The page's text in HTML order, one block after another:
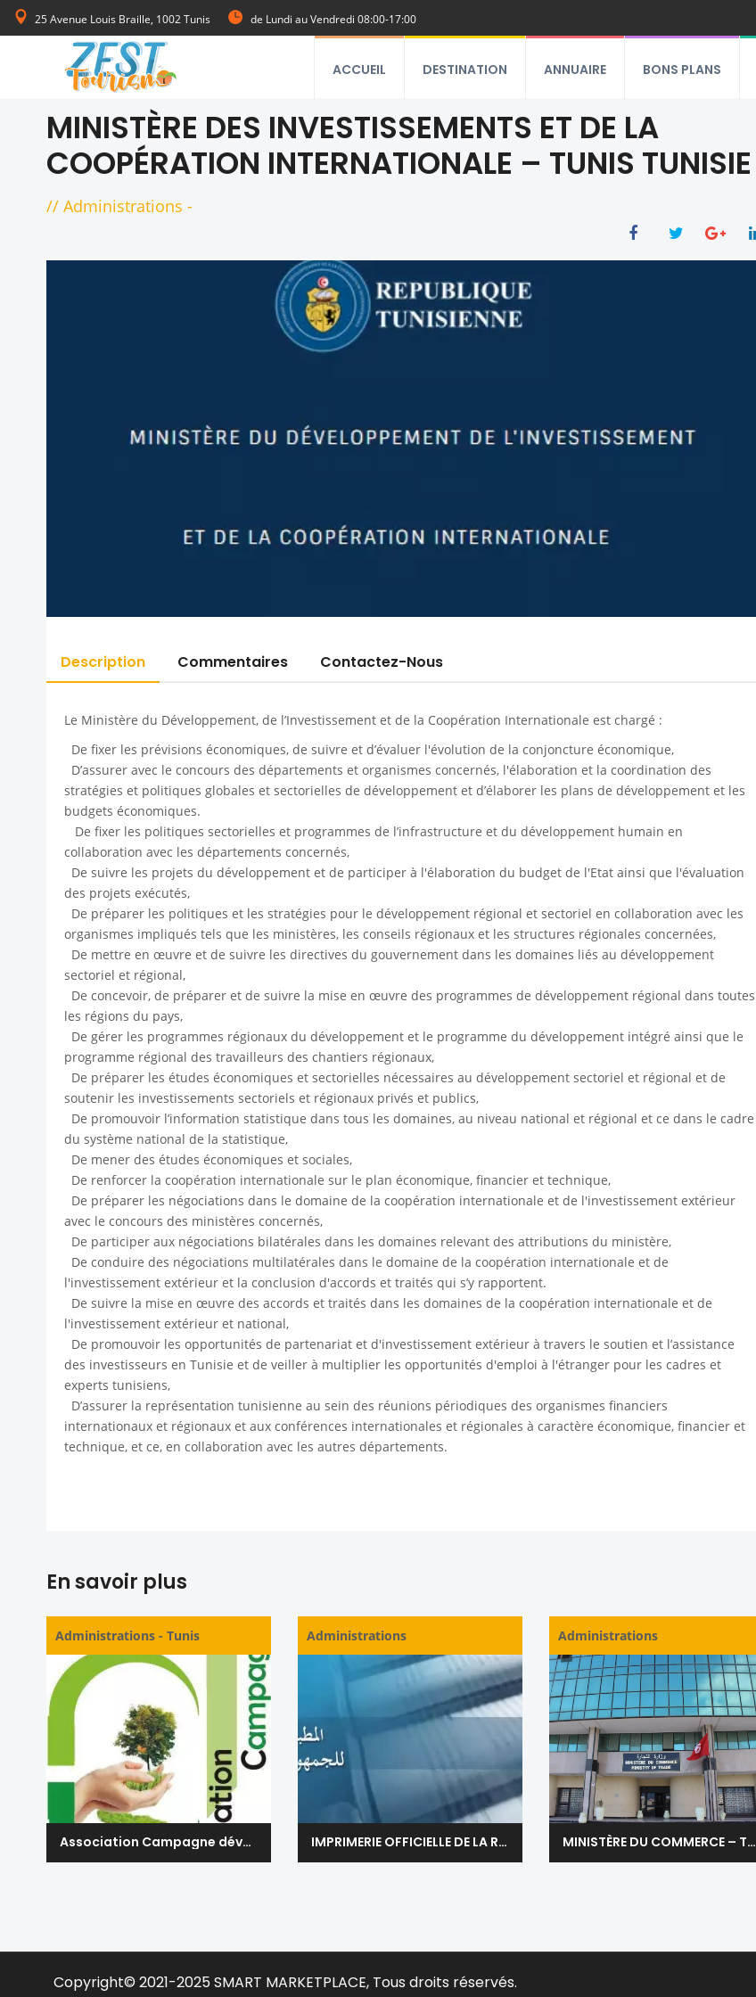
25 Avenue Louis Braille, 1002 Tunis de Lundi au Vendredi 08:00-17:00
ACCUEIL DESTINATION ANNUAIRE BONS PLANS
MINISTÈRE DES INVESTISSEMENTS ET DE LA
COOPÉRATION INTERNATIONALE – TUNIS TUNISIE
// Administrations -
Description Commentaires Contactez-Nous
Le Ministère du Développement, de l’Investissement et de la Coopération Internationale est chargé :
De fixer les prévisions économiques, de suivre et d’évaluer l'évolution de la conjoncture économique,
D’assurer avec le concours des départements et organismes concernés, l'élaboration et la coordination des
stratégies et politiques globales et sectorielles de développement et d’élaborer les plans de développement et les
budgets économiques.
De fixer les politiques sectorielles et programmes de l’infrastructure et du développement humain en
collaboration avec les départements concernés,
De suivre les projets du développement et de participer à l'élaboration du budget de l'Etat ainsi que l'évaluation
des projets exécutés,
De préparer les politiques et les stratégies pour le développement régional et sectoriel en collaboration avec les
organismes impliqués tels que les ministères, les conseils régionaux et les structures régionales concernées,
De mettre en œuvre et de suivre les directives du gouvernement dans les domaines liés au développement
sectoriel et régional,
De concevoir, de préparer et de suivre la mise en œuvre des programmes de développement régional dans toutes
les régions du pays,
De gérer les programmes régionaux du développement et le programme du développement intégré ainsi que le
programme régional des travailleurs des chantiers régionaux,
De préparer les études économiques et sectorielles nécessaires au développement sectoriel et régional et de
soutenir les investissements sectoriels et régionaux privés et publics,
De promouvoir l’information statistique dans tous les domaines, au niveau national et régional et ce dans le cadre
du système national de la statistique,
De mener des études économiques et sociales,
De renforcer la coopération internationale sur le plan économique, financier et technique,
De préparer les négociations dans le domaine de la coopération internationale et de l'investissement extérieur
avec le concours des ministères concernés,
De participer aux négociations bilatérales dans les domaines relevant des attributions du ministère,
De conduire des négociations multilatérales dans le domaine de la coopération internationale et de
l'investissement extérieur et la conclusion d'accords et traités qui s’y rapportent.
De suivre la mise en œuvre des accords et traités dans les domaines de la coopération internationale et de
l'investissement extérieur et national,
De promouvoir les opportunités de partenariat et d'investissement extérieur à travers le soutien et l’assistance
des investisseurs en Tunisie et de veiller à multiplier les opportunités d'emploi à l'étranger pour les cadres et
experts tunisiens,
D’assurer la représentation tunisienne au sein des réunions périodiques des organismes financiers
internationaux et régionaux et aux conférences internationales et régionales à caractère économique, financier et
technique, et ce, en collaboration avec les autres départements.
En savoir plus
Administrations - Tunis
Association Campagne développement Social - Tunisie
Administrations
IMPRIMERIE OFFICIELLE DE LA REPUBLIQUE TUNISIENNE
Administrations
MINISTÈRE DU COMMERCE – TUNIS TUNISIE
Copyright© 2021-2025 SMART MARKETPLACE, Tous droits réservés.